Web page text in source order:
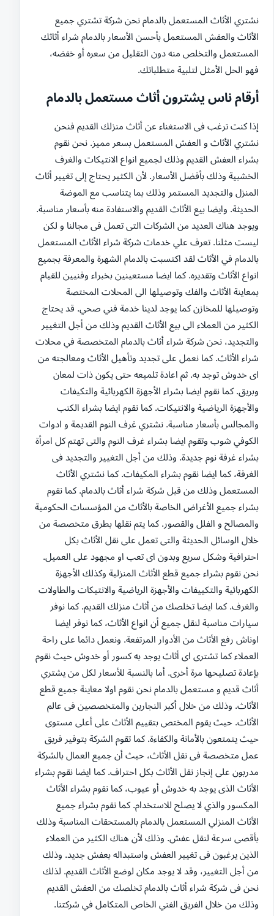
نشتري الأثاث المستعمل بالدمام نحن شركة تشتري جميع
الأثاث والعفش المستعمل بأحسن الأسعار بالدمام شراء أثاثك
المستعمل والتخلص منه دون التقليل من سعره أو خفضه،
فهو الحل الأمثل لتلبية متطلباتك.
أرقام ناس يشترون أثاث مستعمل بالدمام
إذا كنت ترغب فى الاستغناء عن أثاث منزلك القديم فنحن
نشتري الأثاث و العفش المستعمل بسعر مميز. نحن نقوم
بشراء العفش القديم وذلك لجميع انواع الانتيكات والغرف
الخشبية وذلك بأفضل الأسعار. لأن الكثير يحتاج إلى تغيير أثاث
المنزل والتجديد المستمر وذلك بما يتناسب مع الموضة
الحديثة. وايضا بيع الأثاث القديم والاستفادة منه بأسعار مناسبة.
ويوجد هناك العديد من الشركات التى تعمل فى مجالنا و لكن
ليست مثلنا. تعرف علي خدمات شركة شراء الأثاث المستعمل
بالدمام في الأثاث لقد اكتسبت بالدمام الشهرة والمعرفة بجميع
انواع الأثاث وتقديره. كما ايضا مستعينين بخبراء وفنيين للقيام
بمعاينة الأثاث والفك وتوصيلها الى المحلات المختصة
وتوصيلها للمخازن كما يوجد لدينا خدمة فني صحي. قد يحتاج
الكثير من العملاء الى بيع الأثاث القديم وذلك من أجل التغيير
والتجديد، نحن شركة شراء أثاث بالدمام المتخصصة في محلات
شراء الأثاث. كما نعمل على تجديد وتأهيل الأثاث ومعالجته من
اى خدوش توجد به. ثم اعادة تلميعه حتى يكون ذات لمعان
وبريق. كما نقوم ايضا بشراء الأجهزة الكهربائية والتكيفات
والأجهزة الرياضية والانتيكات. كما نقوم ايضا بشراء الكنب
والمجالس بأسعار مناسبة. نشتري غرف النوم القديمة و ادوات
الكوفي شوب وتقوم ايضا بشراء غرف النوم والتى تهتم كل امرأة
بشراء غرفة نوم جديدة. وذلك من أجل التغيير والتجديد فى
الغرفة، كما ايضا نقوم بشراء المكيفات. كما نشتري الأثاث
المستعمل وذلك من قبل شركة شراء أثاث بالدمام. كما نقوم
بشراء جميع الأغراض الخاصة بالأثاث من المؤسسات الحكومية
والمصالح و الفلل والقصور. كما يتم نقلها بطرق متخصصة من
خلال الوسائل الحديثة والتى تعمل على نقل الأثاث بكل
احترافية وشكل سريع وبدون اى تعب او مجهود على العميل.
نحن نقوم بشراء جميع قطع الأثاث المنزلية وكذلك الأجهزة
الكهربائية والتكييفات والأجهزة الرياضية والانتيكات والطاولات
والغرف. كما ايضا تخلصك من أثاث منزلك القديم. كما نوفر
سيارات مناسبة لنقل جميع أن انواع الأثاث، كما نوفر ايضا
اوناش رفع الأثاث من الأدوار المرتفعة. ونعمل دائما على راحة
العملاء كما تشترى اى أثاث يوجد به كسور أو خدوش حيث نقوم
بإعادة تصليحها مرة أخرى. أما بالنسبة للأسعار لكل من يشتري
أثاث قديم و مستعمل بالدمام نحن نقوم اولا معاينة جميع قطع
الأثاث. وذلك من خلال أكبر النجارين والمتخصصين فى عالم
الأثاث. حيث يقوم المختص بتقييم الأثاث على أعلى مستوى
حيث يتمتعون بالأمانة والكفاءة. كما تقوم الشركة بتوفير فريق
عمل متخصصة فى نقل الأثاث، حيث أن جميع العمال بالشركة
مدربون على إنجاز نقل الأثاث بكل احتراف. كما ايضا نقوم بشراء
الأثاث الذى يوجد به خدوش أو عيوب، كما نقوم بشراء الأثاث
المكسور والذي لا يصلح للاستخدام. كما نقوم بشراء جميع
الأثاث المنزلي المستعمل بالدمام بالمستحقات المناسبة وذلك
بأقصى سرعة لنقل عفش. وذلك لأن هناك الكثير من العملاء
الذين يرغبون فى تغيير العفش واستبداله بعفش جديد. وذلك
من أجل التغيير، وقد لا يوجد مكان لوضع الأثاث القديم. لذلك
نحن فى شركة شراء أثاث بالدمام تخلصك من العفش القديم
وذلك من خلال الفريق الفني الخاص المتكامل في شركتنا.